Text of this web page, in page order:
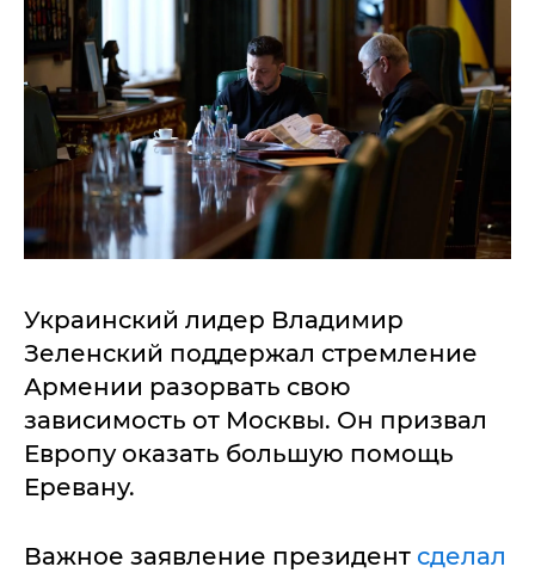
Украинский лидер Владимир
Зеленский поддержал стремление
Армении разорвать свою
зависимость от Москвы. Он призвал
Европу оказать большую помощь
Еревану.
Важное заявление президент сделал